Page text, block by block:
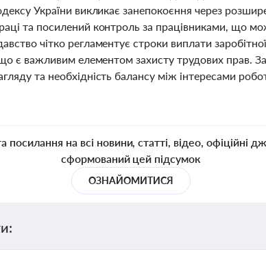
України викликає занепокоєння через
та посилений контроль за працівниками, що
чітко регламентує строки виплати
є важливим елементом захисту трудових прав.
та необхідність балансу між інтересами
на всі новини, статті, відео, офіційні
сформований цей підсумок
ОЗНАЙОМИТИСЯ